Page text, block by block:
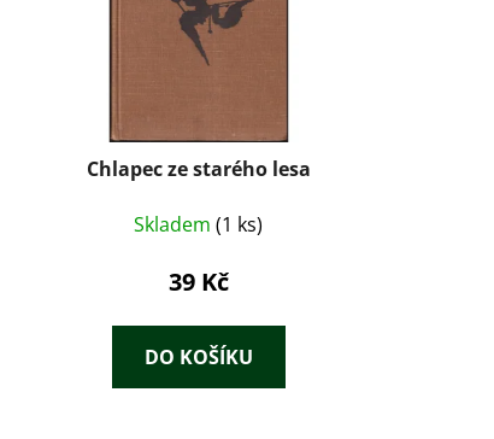
Chlapec ze starého lesa
Skladem(1 ks)
39 Kč
DO KOŠÍKU